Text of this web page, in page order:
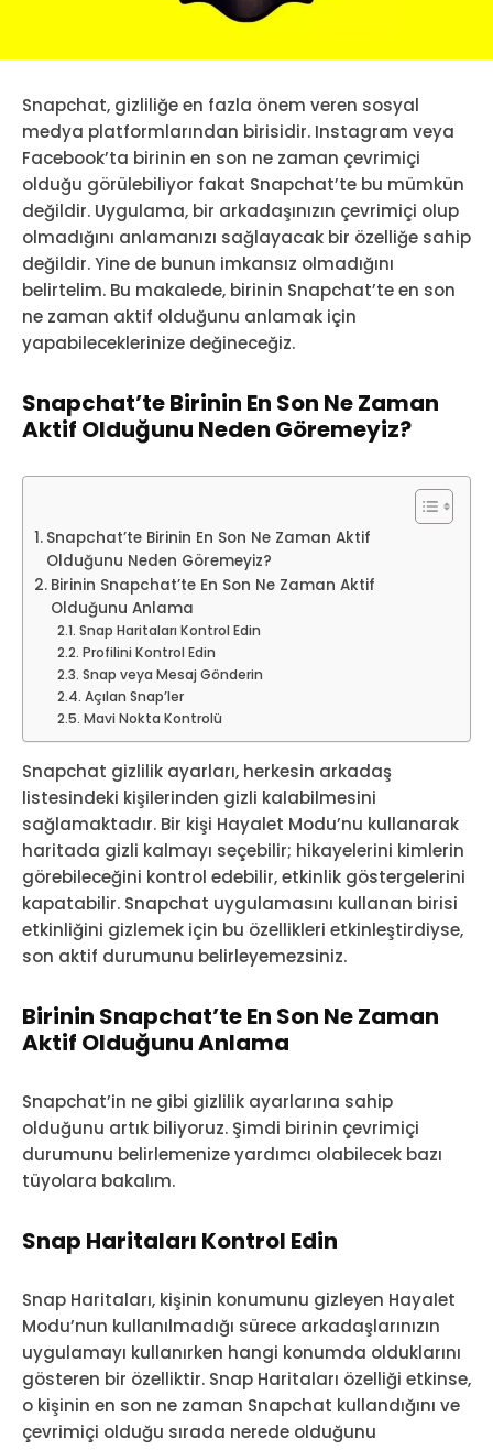
Snapchat, gizliliğe en fazla önem veren sosyal
medya platformlarından birisidir. Instagram veya
Facebook’ta birinin en son ne zaman çevrimiçi
olduğu görülebiliyor fakat Snapchat’te bu mümkün
değildir. Uygulama, bir arkadaşınızın çevrimiçi olup
olmadığını anlamanızı sağlayacak bir özelliğe sahip
değildir. Yine de bunun imkansız olmadığını
belirtelim. Bu makalede, birinin Snapchat’te en son
ne zaman aktif olduğunu anlamak için
yapabileceklerinize değineceğiz.
Snapchat’te Birinin En Son Ne Zaman
Aktif Olduğunu Neden Göremeyiz?
Snapchat’te Birinin En Son Ne Zaman Aktif
Olduğunu Neden Göremeyiz?
Birinin Snapchat’te En Son Ne Zaman Aktif
Olduğunu Anlama
Snap Haritaları Kontrol Edin
Profilini Kontrol Edin
Snap veya Mesaj Gönderin
Açılan Snap’ler
Mavi Nokta Kontrolü
Snapchat gizlilik ayarları, herkesin arkadaş
listesindeki kişilerinden gizli kalabilmesini
sağlamaktadır. Bir kişi Hayalet Modu’nu kullanarak
haritada gizli kalmayı seçebilir; hikayelerini kimlerin
görebileceğini kontrol edebilir, etkinlik göstergelerini
kapatabilir. Snapchat uygulamasını kullanan birisi
etkinliğini gizlemek için bu özellikleri etkinleştirdiyse,
son aktif durumunu belirleyemezsiniz.
Birinin Snapchat’te En Son Ne Zaman
Aktif Olduğunu Anlama
Snapchat’in ne gibi gizlilik ayarlarına sahip
olduğunu artık biliyoruz. Şimdi birinin çevrimiçi
durumunu belirlemenize yardımcı olabilecek bazı
tüyolara bakalım.
Snap Haritaları Kontrol Edin
Snap Haritaları, kişinin konumunu gizleyen Hayalet
Modu’nun kullanılmadığı sürece arkadaşlarınızın
uygulamayı kullanırken hangi konumda olduklarını
gösteren bir özelliktir. Snap Haritaları özelliği etkinse,
o kişinin en son ne zaman Snapchat kullandığını ve
çevrimiçi olduğu sırada nerede olduğunu